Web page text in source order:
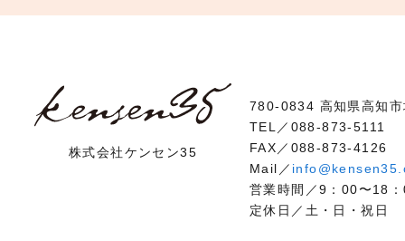
株式会社ケンセン35
780-0834 高知県高知
TEL／088-873-5111
FAX／088-873-4126
Mail／
営業時間／9：00〜18
定休日／土・日・祝日